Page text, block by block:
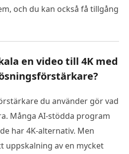
och du kan också få tillgång
en video till 4K med
du använder gör vad
Många AI-stödda program
har 4K-alternativ. Men
uppskalning av en mycket